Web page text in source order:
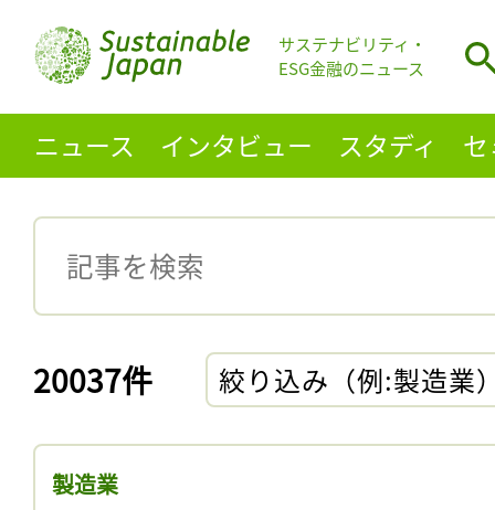
サステナビリティ・
ESG金融のニュース
ニュース インタビュー スタディ
20037件 絞り込み（例:製造業
製造業